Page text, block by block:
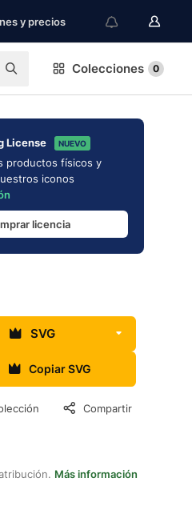
y precios
Colecciones 0
License NUEVO
productos físicos y
iconos
licencia
SVG
Copiar SVG
Compartir
Más información